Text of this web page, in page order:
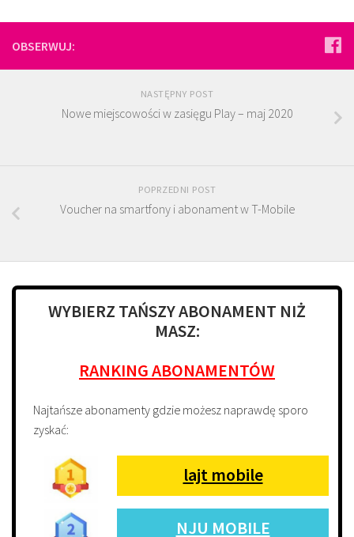
OBSERWUJ:
NASTĘPNY POST
Nowe miejscowości w zasięgu Play – maj 2020
POPRZEDNI POST
Voucher na smartfony i abonament w T-Mobile
WYBIERZ TAŃSZY ABONAMENT NIŻ
MASZ:
RANKING ABONAMENTÓW
Najtańsze abonamenty gdzie możesz naprawdę sporo
zyskać:
lajt mobile
NJU MOBILE